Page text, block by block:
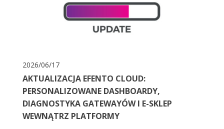
2026/06/17
AKTUALIZACJA EFENTO CLOUD:
PERSONALIZOWANE DASHBOARDY,
DIAGNOSTYKA GATEWAYÓW I E-SKLEP
WEWNĄTRZ PLATFORMY